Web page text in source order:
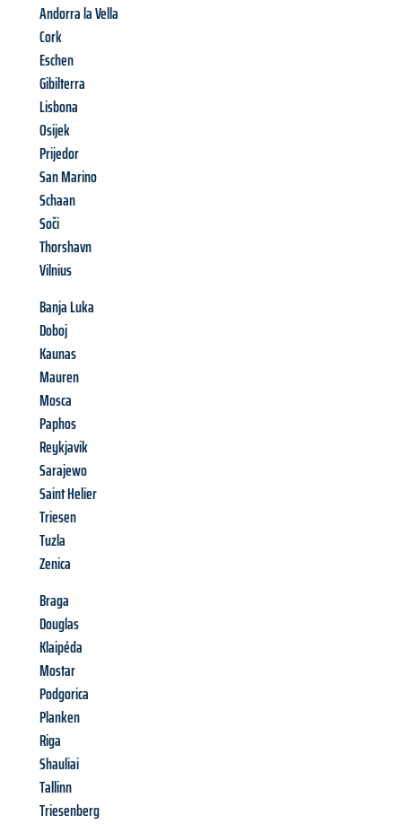
Andorra la Vella
Cork
Eschen
Gibilterra
Lisbona
Osijek
Prijedor
San Marino
Schaan
Soči
Thorshavn
Vilnius
Banja Luka
Doboj
Kaunas
Mauren
Mosca
Paphos
Reykjavik
Sarajewo
Saint Helier
Triesen
Tuzla
Zenica
Braga
Douglas
Klaipéda
Mostar
Podgorica
Planken
Riga
Shauliai
Tallinn
Triesenberg